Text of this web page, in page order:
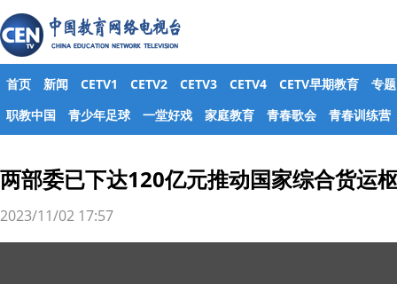
首页 新闻 CETV1 CETV2 CETV3 CETV4 CETV早期教育
专题
职教中国
青少年足球 一堂好戏 家庭教育 青春歌会 青春训练营
两部委已下达120亿元推动国家综合货运
2023/11/02 17:57